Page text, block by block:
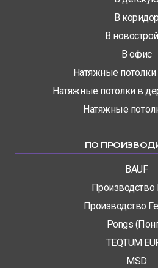
В коридор
В
В офис
Натяжные потолки
Натяжные потолки в
Натяжные
ПО
BAUF
Производство
Производство
Pongs
TEQTUM
MSD